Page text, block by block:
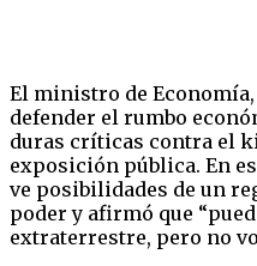
El ministro de
defender el rumbo
duras críticas contra el
exposición pública. En
ve posibilidades de un
poder y afirmó que
extraterrestre, pero no